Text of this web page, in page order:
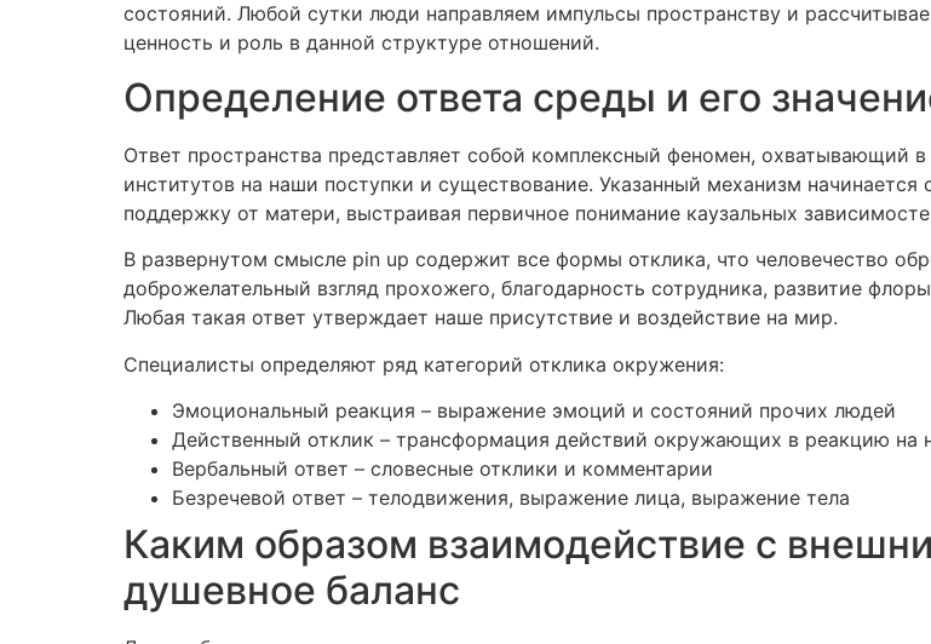
состояний. Любой сутки люди направляем импульсы пространству и
ценность и роль в данной структуре отношений.
Определение ответа среды и его
Ответ пространства представляет собой комплексный феномен, охватывающий
институтов на наши поступки и существование. Указанный механизм
поддержку от матери, выстраивая первичное понимание каузальных
В развернутом смысле pin up содержит все формы отклика, что человечество
доброжелательный взгляд прохожего, благодарность сотрудника, развитие
Любая такая ответ утверждает наше присутствие и воздействие на мир.
Специалисты определяют ряд категорий отклика окружения:
Эмоциональный реакция – выражение эмоций и состояний прочих людей
Действенный отклик – трансформация действий окружающих в реакцию на
Вербальный ответ – словесные отклики и комментарии
Безречевой ответ – телодвижения, выражение лица, выражение тела
Каким образом взаимодействие с
душевное баланс